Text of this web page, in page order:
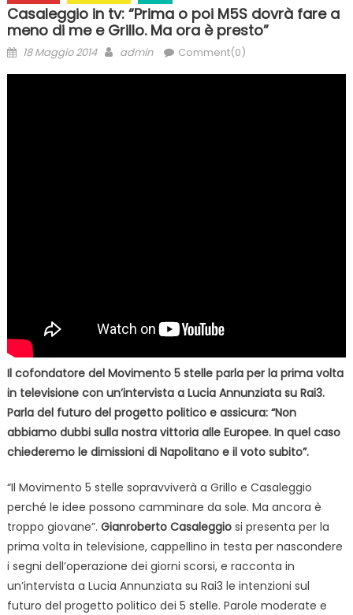
Casaleggio in tv: “Prima o poi M5S dovrà fare a
meno di me e Grillo. Ma ora è presto”
Posted
18 Maggio 2014 Author
admin Comment(0)
Il cofondatore del Movimento 5 stelle parla per la prima volta
in televisione con un’intervista a Lucia Annunziata su Rai3.
Parla del futuro del progetto politico e assicura: “Non
abbiamo dubbi sulla nostra vittoria alle Europee. In quel caso
chiederemo le dimissioni di Napolitano e il voto subito”.
“Il Movimento 5 stelle sopravviverà a Grillo e Casaleggio
perché le idee possono camminare da sole. Ma ancora è
troppo giovane”. Gianroberto Casaleggiosi presenta per la
prima volta in televisione, cappellino in testa per nascondere
i segni dell’operazione dei giorni scorsi, e racconta in
un’intervista a Lucia Annunziata su Rai3 le intenzioni sul
futuro del progetto politico dei 5 stelle. Parole moderate e